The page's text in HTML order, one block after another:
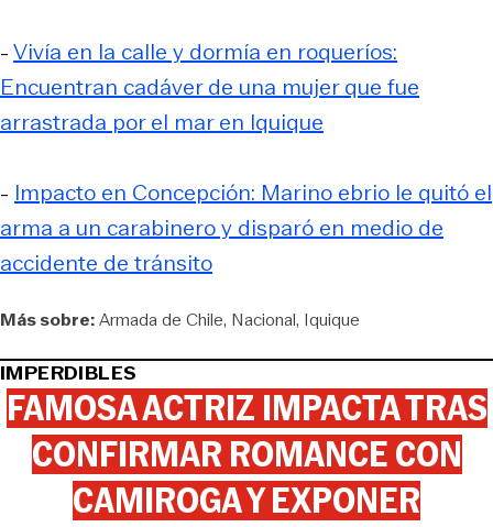
-Vivía en la calle y dormía en roqueríos:
Encuentran cadáver de una mujer que fue
arrastrada por el mar en Iquique
- Impacto en Concepción: Marino ebrio le quitó el
arma a un carabinero y disparó en medio de
accidente de tránsito
Más sobre:Armada de Chile Nacional Iquique
IMPERDIBLES
FAMOSA ACTRIZ IMPACTA TRAS
CONFIRMAR ROMANCE CON
CAMIROGA Y EXPONER